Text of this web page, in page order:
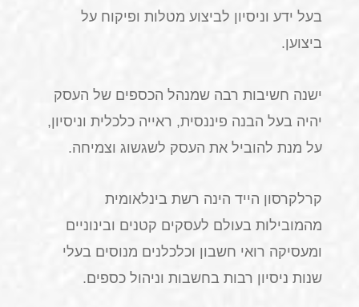
בעל ידע וניסיון לביצוע מטלות ופיקוח על
ביצוען.
ישנה חשיבות רבה שמנהל הכספים של העסק
יהיה בעל הבנה פיננסית, ראייה כלכלית וניסיון,
על מנת להוביל את העסק לשגשוג וצמיחה.
קרלקרסון הייד הינה רשת בינלאומית
מהמובילות בעולם לעסקים קטנים ובינוניים
ומעסיקה רואי חשבון וכלכלנים מנוסים בעלי
שנות ניסיון רבות בחשבות וניהול כספים.